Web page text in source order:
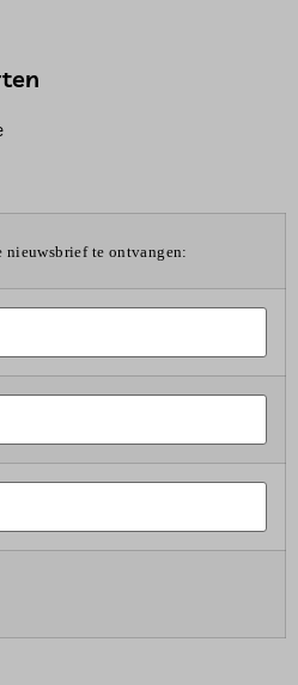
nieuwsbrief te ontvangen: